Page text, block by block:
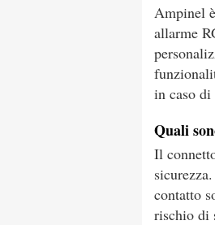
Ampinel
allarme
in caso
Quali
Il
contatto
rischio di